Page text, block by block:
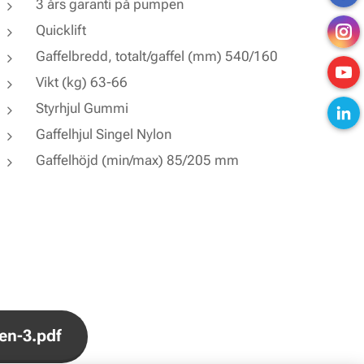
3 års garanti på pumpen
Quicklift
Gaffelbredd, totalt/gaffel (mm) 540/160
Vikt (kg) 63-66
Styrhjul Gummi
Gaffelhjul Singel Nylon
Gaffelhöjd (min/max) 85/205 mm
3.pdf